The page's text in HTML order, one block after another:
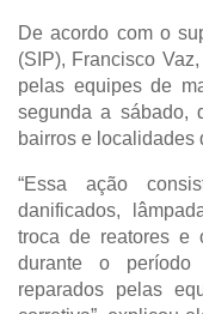
De acordo com o
(SIP), Francisco
pelas equipes de
segunda a sábado,
bairros e localidades
“Essa ação
danificados,
troca de reatores e
durante o
reparados pelas